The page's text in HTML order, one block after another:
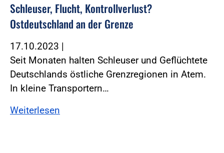
Schleuser, Flucht, Kontrollverlust?
Ostdeutschland an der Grenze
17.10.2023 |
Seit Monaten halten Schleuser und Geflüchtete
Deutschlands östliche Grenzregionen in Atem.
In kleine Transportern…
Weiterlesen